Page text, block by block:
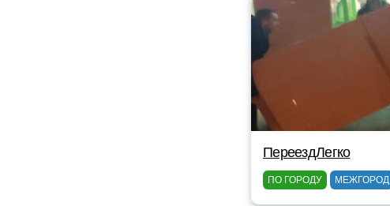
ПереездЛегко
ПО ГОРОДУ МЕЖГОРОД